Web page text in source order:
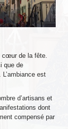
cœur de la fête.
que de
est
d’artisans et
dont
compensé par